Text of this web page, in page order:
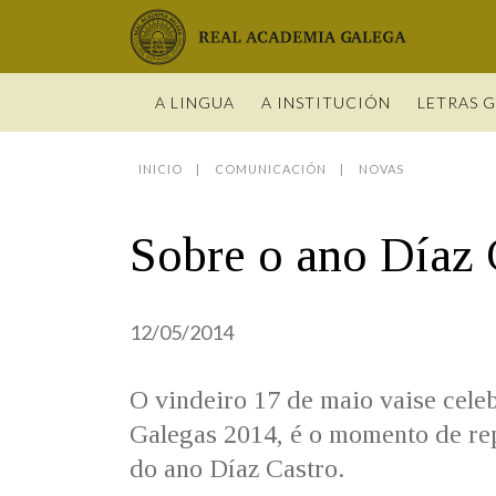
Real Academia Galega
A LINGUA
ESTATUS
A INSTITUCIÓN LETRAS
OBRAS
NOVAS
GUÍA DE
INICIO COMUNICACIÓN NOVAS
Sobre o ano Díaz
12/05/2014
O vindeiro 17 de maio vaise
Galegas 2014, é o momento de
do ano Díaz Castro.